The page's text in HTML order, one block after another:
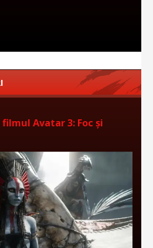
Avatar 3: Foc și